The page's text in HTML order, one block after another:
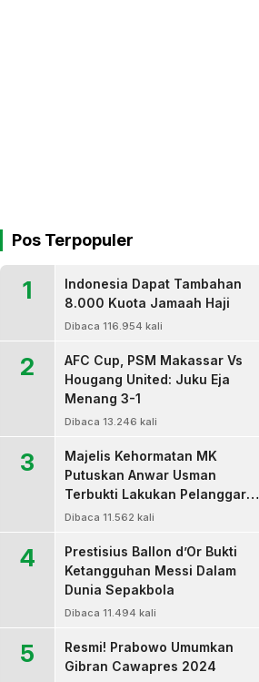
Pos Terpopuler
1
Indonesia Dapat Tambahan
8.000 Kuota Jamaah Haji
Dibaca 116.954 kali
2
AFC Cup, PSM Makassar Vs
Hougang United: Juku Eja
Menang 3-1
Dibaca 13.246 kali
3
Majelis Kehormatan MK
Putuskan Anwar Usman
Terbukti Lakukan Pelanggaran
Berat Kode Etik dan
Dibaca 11.562 kali
4
Prestisius Ballon d’Or Bukti
Ketangguhan Messi Dalam
Dunia Sepakbola
Dibaca 11.494 kali
5
Resmi! Prabowo Umumkan
Gibran Cawapres 2024